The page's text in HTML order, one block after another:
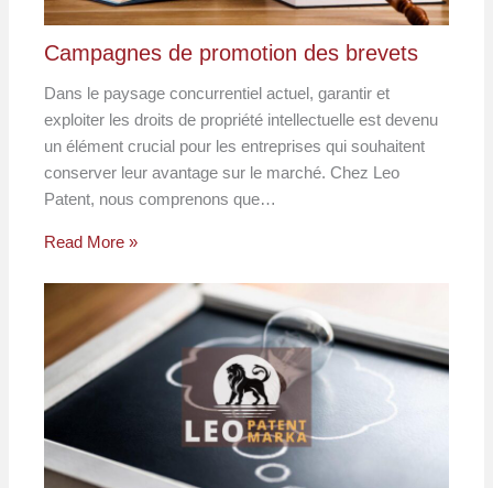
Campagnes de promotion des brevets
Dans le paysage concurrentiel actuel, garantir et
exploiter les droits de propriété intellectuelle est devenu
un élément crucial pour les entreprises qui souhaitent
conserver leur avantage sur le marché. Chez Leo
Patent, nous comprenons que…
Read More »